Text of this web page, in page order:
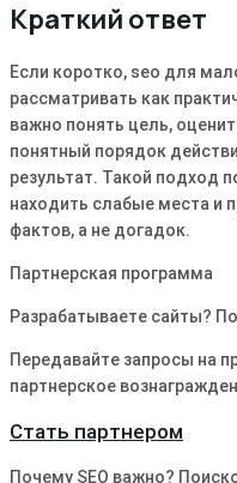
Краткий ответ
Если коротко, seo для
рассматривать как
важно понять цель,
понятный порядок
результат. Такой подход
находить слабые места и
фактов, а не догадок.
Партнерская программа
Разрабатываете сайты?
Передавайте запросы на
партнерское
Стать партнером
Почему SEO важно?